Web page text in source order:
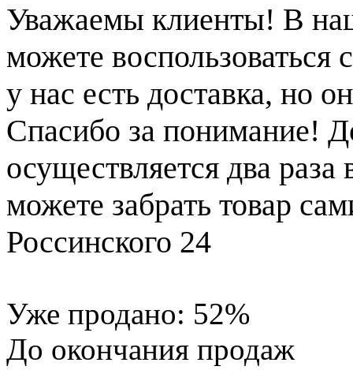
Уважаемы клиенты! В
можете воспользоваться
у нас есть доставка, но
Спасибо за понимание!
осуществляется два
можете забрать товар
Россинского 24
Уже продано: 52%
До окончания продаж